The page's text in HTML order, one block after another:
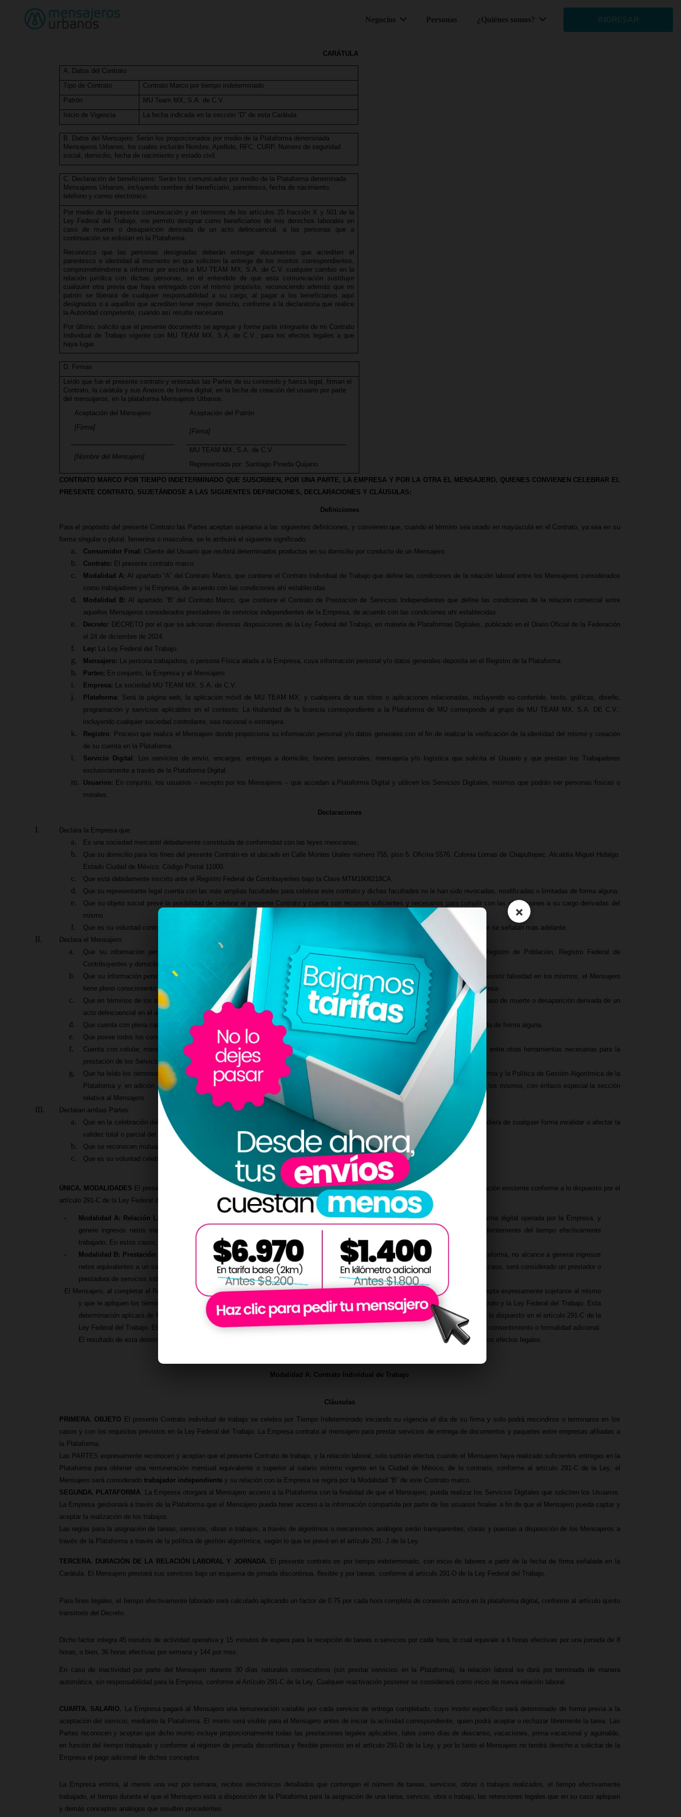
Negocios Personas ¿Quiénes somos? INGRESAR
CARÁTULA
A. Datos del Contrato
Tipo de Contrato
Contrato Marco por tiempo indeterminado
Patrón
MU Team MX, S.A. de C.V.
Inicio de Vigencia
La fecha indicada en la sección “D” de esta Carátula
B. Datos del Mensajero: Serán los proporcionados por medio de la Plataforma denominada
Mensajeros Urbanos, los cuales incluirán Nombre, Apellido, RFC, CURP, Numero de seguridad
social, domicilio, fecha de nacimiento y estado civil.
C. Declaración de beneficiarios: Serán los comunicados por medio de la Plataforma denominada
Mensajeros Urbanos, incluyendo nombre del beneficiario, parentesco, fecha de nacimiento,
teléfono y correo electrónico.
Por medio de la presente comunicación y en términos de los artículos 25 fracción X y 501 de la
Ley Federal del Trabajo, me permito designar como beneficiarios de mis derechos laborales en
caso de muerte o desaparición derivada de un acto delincuencial, a las personas que a
continuación se enlistan en la Plataforma.
Reconozco que las personas designadas deberán entregar documentos que acrediten el
parentesco e identidad al momento en que soliciten la entrega de los montos correspondientes,
comprometiéndome a informar por escrito a MU TEAM MX, S.A. de C.V. cualquier cambio en la
relación jurídica con dichas personas, en el entendido de que esta comunicación sustituye
cualquier otra previa que haya entregado con el mismo propósito, reconociendo además que mi
patrón se liberará de cualquier responsabilidad a su cargo, al pagar a los beneficiarios aquí
designados o a aquellos que acrediten tener mejor derecho, conforme a la declaratoria que realice
la Autoridad competente, cuando así resulte necesario.
Por último, solicito que el presente documento se agregue y forme parte integrante de mi Contrato
Individual de Trabajo vigente con MU TEAM MX, S.A. de C.V., para los efectos legales a que
haya lugar.
D. Firmas
Leído que fue el presente contrato y enteradas las Partes de su contenido y fuerza legal, firman el
Contrato, la carátula y sus Anexos de forma digital, en la fecha de creación del usuario por parte
del mensajeros, en la plataforma Mensajeros Urbanos.
Aceptación del Mensajero
Aceptación del Patrón
[Firma]
[Firma]
[Nombre del Mensajero]
MU TEAM MX, S.A. de C.V.
Representada por: Santiago Pineda Quijano
CONTRATO MARCO POR TIEMPO INDETERMINADO QUE SUSCRIBEN, POR UNA PARTE, LA EMPRESA Y POR LA OTRA EL MENSAJERO, QUIENES CONVIENEN CELEBRAR EL
PRESENTE CONTRATO, SUJETÁNDOSE A LAS SIGUIENTES DEFINICIONES, DECLARACIONES Y CLÁUSULAS:
Definiciones
Para el propósito del presente Contrato las Partes aceptan sujetarse a las siguientes definiciones, y convienen que, cuando el término sea usado en mayúscula en el Contrato, ya sea en su
forma singular o plural, femenina o masculina, se le atribuirá el siguiente significado:
Consumidor Final: Cliente del Usuario que recibirá determinados productos en su domicilio por conducto de un Mensajero.
Contrato: El presente contrato marco.
Modalidad A:Al apartado “A” del Contrato Marco, que contiene el Contrato Individual de Trabajo que define las condiciones de la relación laboral entre los Mensajeros considerados
como trabajadores y la Empresa, de acuerdo con las condiciones ahí establecidas.
Modalidad B:Al apartado “B” del Contrato Marco, que contiene el Contrato de Prestación de Servicios Independientes que define las condiciones de la relación comercial entre
aquellos Mensajeros considerados prestadores de servicios independientes de la Empresa, de acuerdo con las condiciones ahí establecidas.
Decreto: DECRETO por el que se adicionan diversas disposiciones de la Ley Federal del Trabajo, en materia de Plataformas Digitales, publicado en el Diario Oficial de la Federación
el 24 de diciembre de 2024.
Ley: La Ley Federal del Trabajo.
Mensajero: La persona trabajadora, o persona Física aliada a la Empresa, cuya información personal y/o datos generales deposita en el Registro de la Plataforma.
Partes; En conjunto, la Empresa y el Mensajero.
Empresa: La sociedad MU TEAM MX, S.A. de C.V.
Plataforma: Será la página web, la aplicación móvil de MU TEAM MX, y cualquiera de sus sitios o aplicaciones relacionadas, incluyendo su contenido, texto, gráficas, diseño,
programación y servicios aplicables en el contexto. La titularidad de la licencia correspondiente a la Plataforma de MU corresponde al grupo de MU TEAM MX, S.A. DE C.V.,
incluyendo cualquier sociedad controlante, sea nacional o extranjera.
Registro: Proceso que realiza el Mensajero donde proporciona su información personal y/o datos generales con el fin de realizar la verificación de la identidad del mismo y creación
de su cuenta en la Plataforma.
Servicio Digital : Los servicios de envío, encargos, entregas a domicilio, favores personales, mensajería y/o logística que solicita el Usuario y que prestan los Trabajadores
exclusivamente a través de la Plataforma Digital.
Usuarios: En conjunto, los usuarios – excepto por los Mensajeros – que accedan a Plataforma Digital y utilicen los Servicios Digitales, mismos que podrán ser personas físicas o
morales.
Declaraciones
Declara la Empresa que:
Es una sociedad mercantil debidamente constituida de conformidad con las leyes mexicanas;
Que su domicilio para los fines del presente Contrato es el ubicado en Calle Montes Urales número 755, piso 5. Oficina 5576. Colonia Lomas de Chapultepec. Alcaldía Miguel Hidalgo.
Estado Ciudad de México. Código Postal 11000.
Que está debidamente inscrito ante el Registro Federal de Contribuyentes bajo la Clave MTM1908218CA.
Que su representante legal cuenta con las más amplias facultades para celebrar este contrato y dichas facultades no le han sido revocadas, modificadas o limitadas de forma alguna.
Que su objeto social prevé la posibilidad de celebrar el presente Contrato y cuenta con recursos suficientes y necesarios para cumplir con las obligaciones a su cargo derivadas del
mismo
Que es su voluntad contratar a una persona física para desempeñar el puesto de Mensajero, con las obligaciones y responsabilidades que se señalan más adelante.
Declara el Mensajero:
Que su información personal y/o datos generales incluyendo nombre, nacionalidad, edad, sexo, estado civil, Clave Única de Registro de Población, Registro Federal de
Contribuyentes y domicilio se encuentran depositados y debidamente cotejados en la Plataforma.
Que su información personal y/o datos generales proporcionados en el Registro en la Plataforma son verídicos, por lo que, en caso de existir falsedad en los mismos, el Mensajero
tiene pleno conocimiento que dicha falta será considerada una causal de rescisión del presente Contrato sin responsabilidad para la Empresa.
Que en términos de los artículos 25 fracción X y 501 de la Ley Federal del Trabajo, designa beneficiarios de sus derechos laborales en caso de muerte o desaparición derivada de un
acto delincuencial en el apartado “Beneficiarios” disponible en el Registro de la Plataforma.
Que cuenta con plena capacidad legal y física para obligarse en los términos de este Contrato y que dicha capacidad no le ha sido limitada de forma alguna.
Que posee todos los conocimientos, habilidades y experiencia necesarios para desempeñar el trabajo para el cual se le contrata.
Cuenta con celular, manos libres, maleta y/o caja para entregas a domicilio, casco, cargador, vehículo en buen estado, impermeable, entre otras herramientas necesarias para la
prestación de los Servicios Digitales.
Que ha leído los términos y condiciones del Aliado que están disponibles en la Plataforma, así como el Aviso de Privacidad de la Plataforma y la Política de Gestión Algorítmica de la
Plataforma y, en adición a las obligaciones expresamente pactadas en el presente Contrato, deberá regirse y actuar de conformidad con los mismos, con énfasis especial la sección
relativa al Mensajero.
Declaran ambas Partes:
Que en la celebración del presente Contrato no hubo dolo, violencia, mala fe o lesión, ni afectación en la voluntad de las Partes, que pudiera de cualquier forma invalidar o afectar la
validez total o parcial del mismo.
Que se reconocen mutuamente la personalidad y capacidad con la cual comparecen a la celebración del presente Contrato.
Que es su voluntad celebrar el presente Contrato conforme a Lo establecido a continuación.
DETERMINACIÓN DE LAS MODALIDADES
ÚNICA. MODALIDADES El presente Contrato Marco podrá celebrarse bajo dos modalidades distintas, conforme a la naturaleza jurídica de la relación existente conforme a lo dispuesto por el
artículo 291-C de la Ley Federal del Trabajo, mismas que se definen a continuación:
Modalidad A: Relación Laboral
Será aplicable cuando el Mensajero preste servicios personales y remunerados a través de la plataforma digital operada por la Empresa, y
genere ingresos netos mensuales equivalentes o superiores a un salario mínimo mensual vigente en la Ciudad de México, independientemente del tiempo efectivamente
trabajado. En estos casos, el Mensajero será considerado trabajador, y se regirá por lo establecido en la Modalidad A de este Contrato.
Modalidad B: Prestación de Servicios Independientes:Será aplicable cuando el Mensajero, aun prestando servicios a través de la plataforma, no alcance a generar ingresos
netos equivalentes a un salario mínimo mensual vigente en la Ciudad de México en un periodo consecutivo de 30 días naturales. En este caso, será considerado un prestador o
prestadora de servicios independiente, sujeto a la Modalidad B del presente Contrato.
El Mensajero, al completar el Registro en la Plataforma, reconoce y acepta haber leído y comprendido los términos del presente Contrato, y acepta expresamente sujetarse al mismo
y que le apliquen los términos de cualquiera de las dos modalidades aquí descritas, según le sea aplicable bajo los términos de este Contrato y la Ley Federal del Trabajo. Esta
determinación aplicará de forma automática, basada en los ingresos netos generados en los últimos treinta (30) días naturales conforme a lo dispuesto en el artículo 291-C de la
Ley Federal del Trabajo. El Mensajero reconoce que la modificación de dicha modalidad procederá de forma automática, sin requerir nuevo consentimiento o formalidad adicional.
El resultado de esta determinación podrá ser consultado en la aplicación digital, y se considerará plenamente válido y oponible para todos los efectos legales.
Modalidad A: Contrato Individual de Trabajo
Cláusulas
PRIMERA. OBJETO El presente Contrato individual de trabajo se celebra por Tiempo Indeterminado iniciando su vigencia el día de su firma y solo podrá rescindirse o terminarse en los
casos y con los requisitos previstos en la Ley Federal del Trabajo. La Empresa contrata al mensajero para prestar servicios de entrega de documentos y paquetes entre empresas afiliadas a
la Plataforma.
Las PARTES expresamente reconocen y aceptan que el presente Contrato de trabajo, y la relación laboral, solo surtirán efectos cuando el Mensajero haya realizado suficientes entregas en la
Plataforma para obtener una remuneración mensual equivalente o superior al salario mínimo vigente en la Ciudad de México, de lo contrario, conforme al artículo 291-C de la Ley, el
Mensajero será considerado trabajador independiente y su relación con la Empresa se regirá por la Modalidad “B” de este Contrato marco.
SEGUNDA. PLATAFORMA. La Empresa otorgará al Mensajero acceso a la Plataforma con la finalidad de que el Mensajero, pueda realizar los Servicios Digitales que soliciten los Usuarios.
La Empresa gestionará a través de la Plataforma que el Mensajero pueda tener acceso a la información compartida por parte de los usuarios finales a fin de que el Mensajero pueda captar y
aceptar la realización de los trabajos.
Las reglas para la asignación de tareas, servicios, obras o trabajos, a través de algoritmos o mecanismos análogos serán transparentes, claras y puestas a disposición de los Mensajeros a
través de la Plataforma a través de la política de gestión algorítmica, según lo que se prevé en el artículo 291- J de la Ley.
TERCERA. DURACIÓN DE LA RELACIÓN LABORAL Y JORNADA. El presente contrato es por tiempo indeterminado, con inicio de labores a partir de la fecha de firma señalada en la
Carátula. El Mensajero prestará sus servicios bajo un esquema de jornada discontinua, flexible y por tareas, conforme al artículo 291-D de la Ley Federal del Trabajo.
Para fines legales, el tiempo efectivamente laborado será calculado aplicando un factor de 0.75 por cada hora completa de conexión activa en la plataforma digital, conforme al artículo quinto
transitorio del Decreto.
Dicho factor integra 45 minutos de actividad operativa y 15 minutos de espera para la recepción de tareas o servicios por cada hora, lo cual equivale a 6 horas efectivas por una jornada de 8
horas, o bien, 36 horas efectivas por semana y 144 por mes.
En caso de inactividad por parte del Mensajero durante 30 días naturales consecutivos (sin prestar servicios en la Plataforma), la relación laboral se dará por terminada de manera
automática, sin responsabilidad para la Empresa, conforme al Artículo 291-C de la Ley. Cualquier reactivación posterior se considerará como inicio de nueva relación laboral.
CUARTA. SALARIO.
La Empresa pagará al Mensajero una remuneración variable por cada servicio de entrega completado, cuyo monto específico será determinado de forma previa a la
aceptación del servicio, mediante la Plataforma. El monto será visible para el Mensajero antes de iniciar la actividad correspondiente, quien podrá aceptar o rechazar libremente la tarea. Las
Partes reconocen y aceptan que dicho monto incluye proporcionalmente todas las prestaciones legales aplicables, tales como días de descanso, vacaciones, prima vacacional y aguinaldo,
en función del tiempo trabajado y conforme al régimen de jornada discontinua y flexible previsto en el artículo 291-D de la Ley, y por lo tanto el Mensajero no tendrá derecho a solicitar de la
Empresa el pago adicional de dichos conceptos.
La Empresa emitirá, al menos una vez por semana, recibos electrónicos detallados que contengan el número de tareas, servicios, obras o trabajos realizados, el tiempo efectivamente
trabajado, el tiempo durante el que el Mensajero está a disposición de la Plataforma para la asignación de una tarea, servicio, obra o trabajo, las retenciones legales que en su caso apliquen
y demás conceptos análogos que resulten procedentes.
×